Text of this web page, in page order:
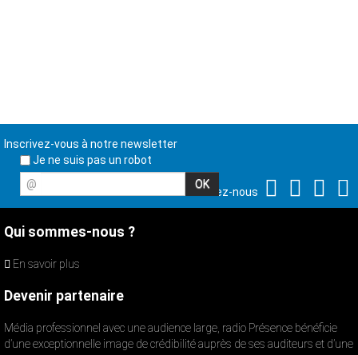
Inscrivez-vous à notre newsletter
Je ne suis pas un robot
@
Suivez-nous
Qui sommes-nous ?
En savoir plus
Devenir partenaire
Média professionnel avec une audience large, radio Présence bénéficie
d’une exceptionnelle image de crédibilité auprès de ses auditeurs et d’une